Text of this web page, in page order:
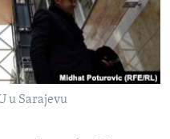
u Sarajevu